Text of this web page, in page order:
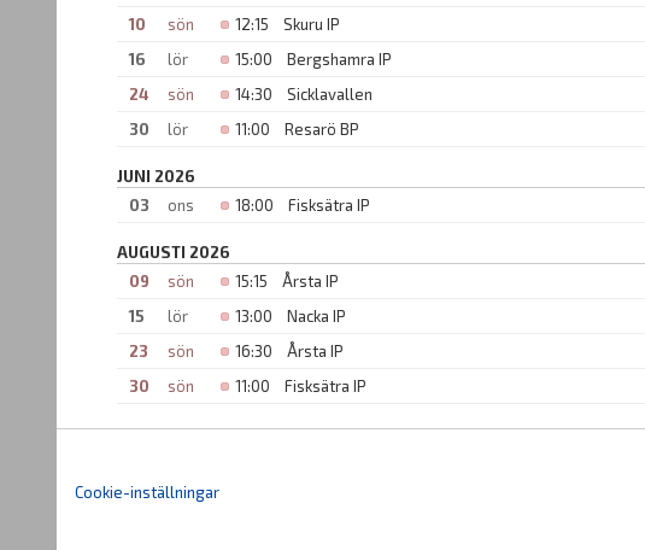
10
sön 12:15 Skuru IP
16
lör 15:00 Bergshamra IP
24
sön 14:30 Sicklavallen
30
lör 11:00 Resarö BP
JUNI 2026
03
ons 18:00 Fisksätra IP
AUGUSTI 2026
09
sön 15:15 Årsta IP
15
lör 13:00 Nacka IP
23
sön 16:30 Årsta IP
30
sön 11:00 Fisksätra IP
Cookie-inställningar